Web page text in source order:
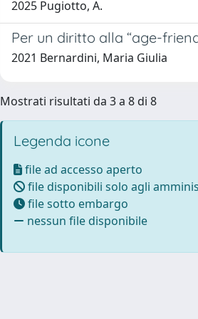
2025 Pugiotto, A.
Per un diritto alla “age-
2021 Bernardini, Maria Giulia
Mostrati risultati da 3 a 8 di 8
Legenda icone
file ad accesso aperto
file disponibili solo agli
file sotto embargo
nessun file disponibile